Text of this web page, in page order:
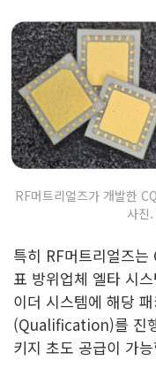
RF머트리얼즈가 개발한
사진
특히 RF머트리얼즈
표 방위업체 엘타 시
이더 시스템에 해당
(Qualification)를 진
키지 초도 공급이 가